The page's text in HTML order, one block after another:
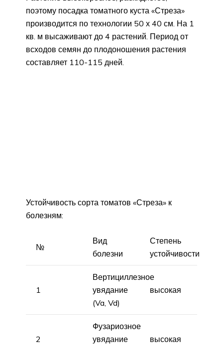
поэтому посадка томатного куста «Стреза»
производится по технологии 50 х 40 см. На 1
кв. м высаживают до 4 растений. Период от
всходов семян до плодоношения растения
составляет 110-115 дней.
Устойчивость сорта томатов «Стреза» к
болезням:
№
Вид
болезни
Степень
устойчивости
1
Вертициллезное
увядание
(Va, Vd)
высокая
2
Фузариозное
увядание
высокая